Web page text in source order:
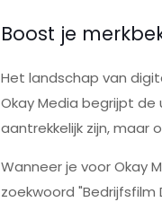
Boost je
Het landschap van
Okay Media begrijpt
aantrekkelijk zijn, maar
Wanneer je voor Okay
zoekwoord